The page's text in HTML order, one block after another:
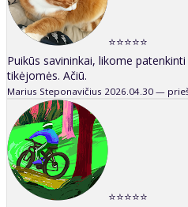
⭐⭐⭐⭐⭐
Puikūs savininkai, likome
tikėjomės. Ačiū.
Marius Steponavičius 2026.04.30 —
⭐⭐⭐⭐⭐